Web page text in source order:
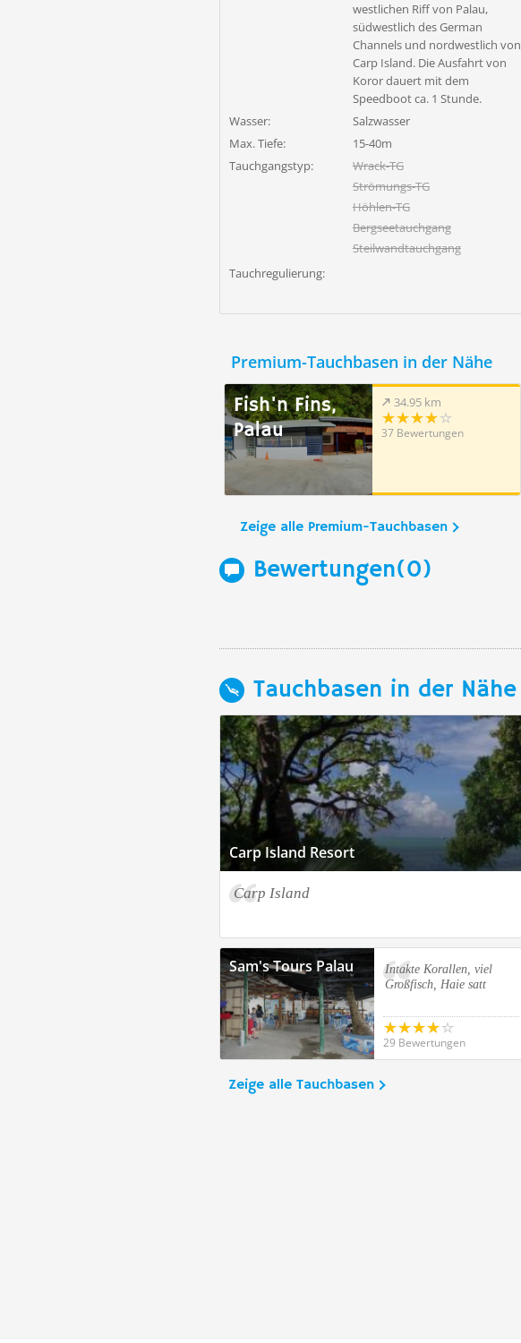
westlichen Riff von Palau,
südwestlich des German
Channels und nordwestlich von
Carp Island. Die Ausfahrt von
Koror dauert mit dem
Speedboot ca. 1 Stunde.
Wasser: Salzwasser
Max. Tiefe:
15-40m
Tauchgangstyp:
Wrack-TG
Strömungs-TG
Höhlen-TG
Bergseetauchgang
Steilwandtauchgang
Tauchregulierung:
Premium-Tauchbasen in der Nähe
Fish'n Fins,
Palau
34.95 km
37 Bewertungen
Zeige alle Premium-Tauchbasen
Bewertungen(0)
Tauchbasen in der Nähe
Carp Island Resort
Carp Island
Sam's Tours Palau
Intakte Korallen, viel
Großfisch, Haie satt
29 Bewertungen
Zeige alle Tauchbasen